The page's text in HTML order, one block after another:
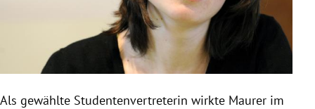
Als gewählte Studentenvertreterin wirkte Maurer im